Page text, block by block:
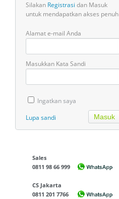
Silakan Registrasi dan Masuk
untuk mendapatkan akses penuh
Alamat e-mail Anda
Masukkan Kata Sandi
Ingatkan saya
Lupa sandi
Sales
0811 98 66 999
CS Jakarta
0811 201 7766